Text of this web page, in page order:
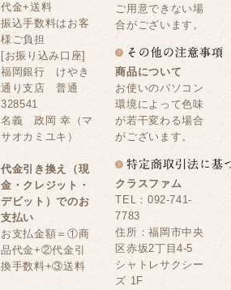
代金+送料
振込手数料はお客
様ご負担
[お振り込み口座]
福岡銀行 けやき
通り支店 普通
328541
名義 政岡 幸（マ
サオカミユキ）
代金引き換え（現
金・クレジット・
デビット）でのお
支払い
お支払金額＝①商
品代金+②代金引
換手数料+③送料
ご用意できない場
合がございます。
商品について
お使いのパソコン
環境によって色味
が若干変わる場合
がございます。
クラスファム
TEL：092-741-
7783
住所：福岡市中央
区赤坂2丁目4-5
シャトレサクシー
ズ 1F